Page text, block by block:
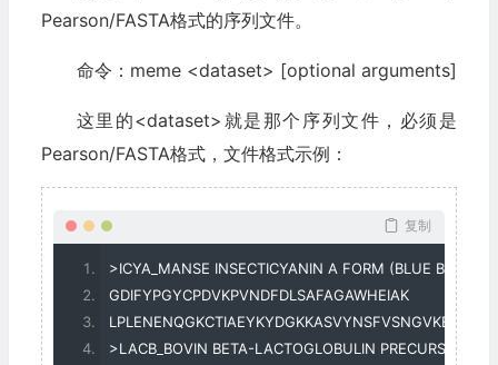
Pearson/FASTA格式的序列文件。
命令：meme <dataset> [optional arguments]
这里的<dataset>就是那个序列文件，必须是
Pearson/FASTA格式，文件格式示例：
复制
>ICYA_MANSE INSECTICYANIN A FORM (BLUE
GDIFYPGYCPDVKPVNDFDLSAFAGAWHEIAK
>LACB_BOVIN BETA-LACTOGLOBULIN PRECURSOR